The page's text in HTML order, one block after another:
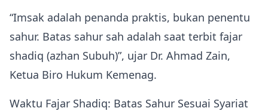
“Imsak adalah penanda praktis, bukan penentu
sahur. Batas sahur sah adalah saat terbit fajar
shadiq (azhan Subuh)”, ujar Dr. Ahmad Zain,
Ketua Biro Hukum Kemenag.
Waktu Fajar Shadiq: Batas Sahur Sesuai Syariat